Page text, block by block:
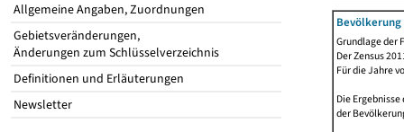
Allgemeine Angaben, Zuordnungen
Gebietsveränderungen,
Änderungen zum Schlüsselverzeichnis
Definitionen und Erläuterungen
Newsletter
Grundlage der
Der Zensus
Für die Jahre
Die
der